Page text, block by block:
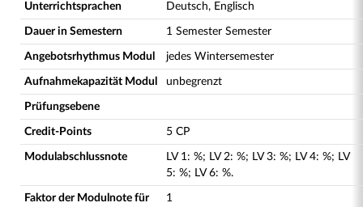
Unterrichtsprachen Deutsch, Englisch
Dauer in Semestern 1 Semester Semester
Angebotsrhythmus Modul jedes Wintersemester
Aufnahmekapazität Modul unbegrenzt
Prüfungsebene
Credit-Points 5 CP
Modulabschlussnote LV 1: %; LV 2: %; LV 3: %; LV 4: %; LV
5: %; LV 6: %.
Faktor der Modulnote für
1